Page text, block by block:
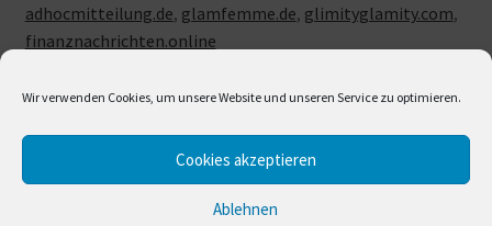
Wir verwenden Cookies, um unsere Website und unseren Service zu optimieren.
Cookies akzeptieren
Ablehnen
adhocmitteilung.de, glamfemme.de, glimityglamity.com,
finanznachrichten.online
© LUXUSLOVE 2026
Erstellt mit Storefront & WooCommerce